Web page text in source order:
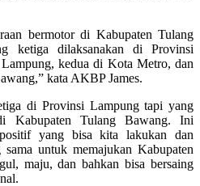
bermotor di Kabupaten Tulang
ketiga dilaksanakan di Provinsi
kedua di Kota Metro, dan
kata AKBP James.
di Provinsi Lampung tapi yang
Kabupaten Tulang Bawang. Ini
yang bisa kita lakukan dan
untuk memajukan Kabupaten
maju, dan bahkan bisa bersaing